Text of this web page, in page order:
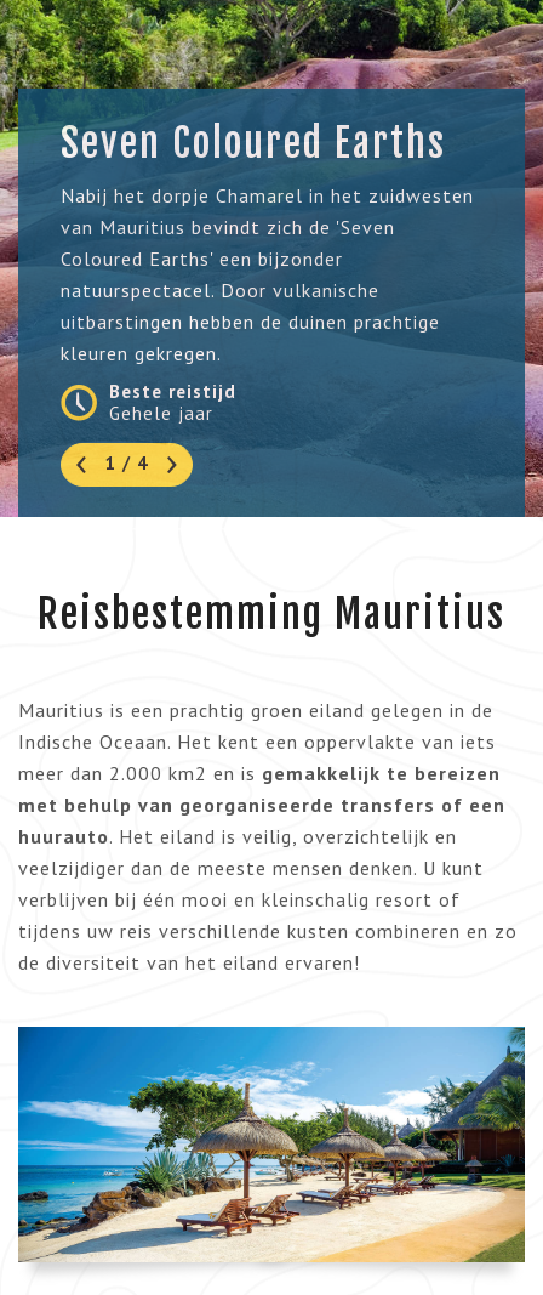
Seven Coloured Earths
Nabij het dorpje Chamarel in het zuidwesten
van Mauritius bevindt zich de 'Seven
Coloured Earths' een bijzonder
natuurspectacel. Door vulkanische
uitbarstingen hebben de duinen prachtige
kleuren gekregen.
Beste reistijd
Gehele jaar
1 / 4
Reisbestemming Mauritius
Mauritius is een prachtig groen eiland gelegen in de
Indische Oceaan. Het kent een oppervlakte van iets
meer dan 2.000 km2 en is gemakkelijk te bereizen
met behulp van georganiseerde transfers of een
huurauto. Het eiland is veilig, overzichtelijk en
veelzijdiger dan de meeste mensen denken. U kunt
verblijven bij één mooi en kleinschalig resort of
tijdens uw reis verschillende kusten combineren en zo
de diversiteit van het eiland ervaren!